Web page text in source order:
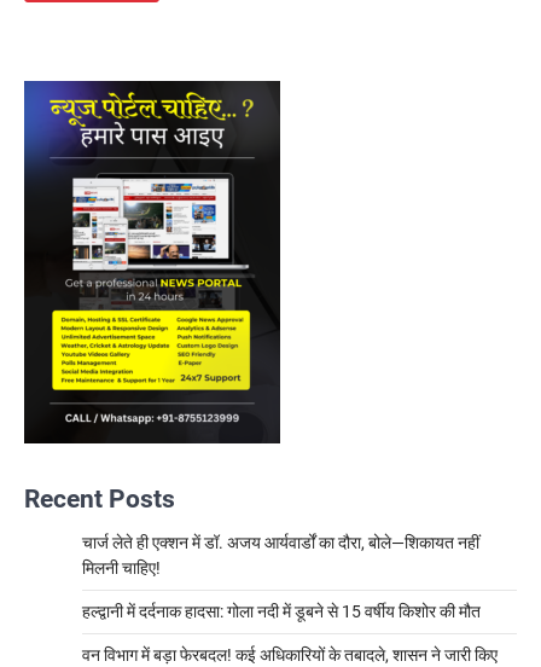
Recent Posts
चार्ज लेते ही एक्शन में डॉ. अजय आर्यवार्डों का दौरा, बोले—शिकायत नहीं
मिलनी चाहिए!
हल्द्वानी में दर्दनाक हादसा: गोला नदी में डूबने से 15 वर्षीय किशोर की मौत
वन विभाग में बड़ा फेरबदल! कई अधिकारियों के तबादले, शासन ने जारी किए